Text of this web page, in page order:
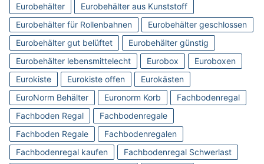
Eurobehälter
Eurobehälter aus Kunststoff
Eurobehälter für Rollenbahnen
Eurobehälter geschlossen
Eurobehälter gut belüftet
Eurobehälter günstig
Eurobehälter lebensmittelecht
Eurobox
Euroboxen
Eurokiste
Eurokiste offen
Eurokästen
EuroNorm Behälter
Euronorm Korb
Fachbodenregal
Fachboden Regal
Fachbodenregale
Fachboden Regale
Fachbodenregalen
Fachbodenregal kaufen
Fachbodenregal Schwerlast